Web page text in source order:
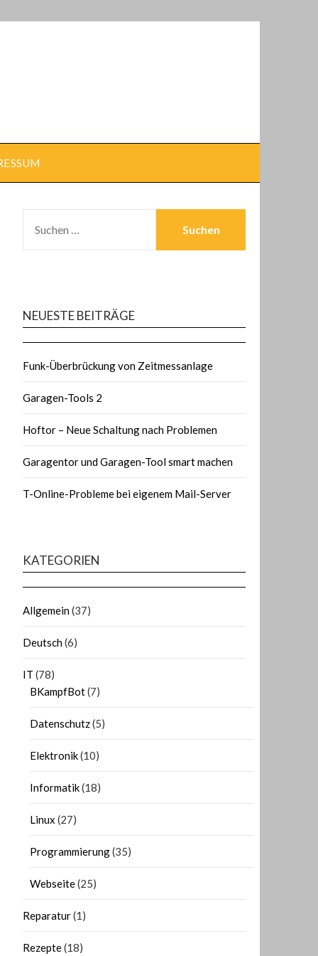
NACH:
NEUESTE BEITRÄGE
Funk-Überbrückung von Zeitmessanlage
Garagen-Tools 2
Hoftor – Neue Schaltung nach Problemen
Garagentor und Garagen-Tool smart machen
T-Online-Probleme bei eigenem Mail-Server
KATEGORIEN
Allgemein(37)
Deutsch(6)
IT (78)
BKampfBot(7)
Datenschutz(5)
Elektronik(10)
Informatik(18)
Linux (27)
Programmierung(35)
Webseite(25)
Reparatur(1)
Rezepte(18)